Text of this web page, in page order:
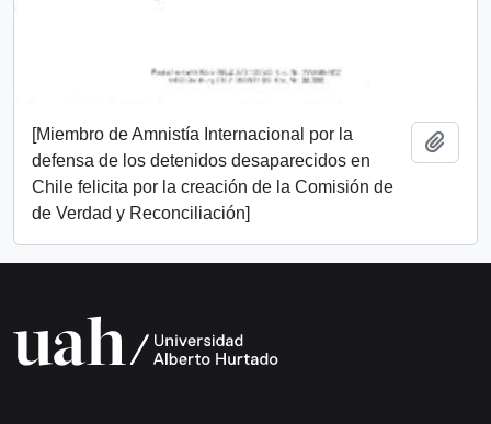
[Miembro de Amnistía Internacional por la
defensa de los detenidos desaparecidos en
Chile felicita por la creación de la Comisión de
de Verdad y Reconciliación]